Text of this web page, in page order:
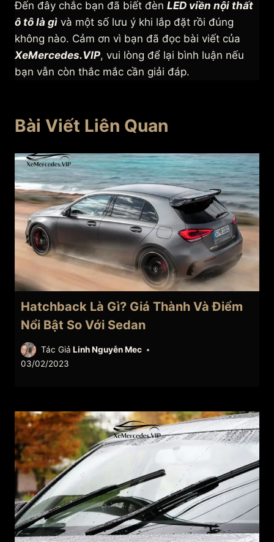
Đến đây chắc bạn đã biết đèn LED viền nội thất
ô tô là gì và một số lưu ý khi lắp đặt rồi đúng
không nào. Cảm ơn vì bạn đã đọc bài viết của
XeMercedes.VIP, vui lòng để lại bình luận nếu
bạn vẫn còn thắc mắc cần giải đáp.
Bài Viết Liên Quan
Hatchback Là Gì? Giá Thành Và Điểm
Nổi Bật So Với Sedan
Tác Giả Linh Nguyễn Mec
03/02/2023